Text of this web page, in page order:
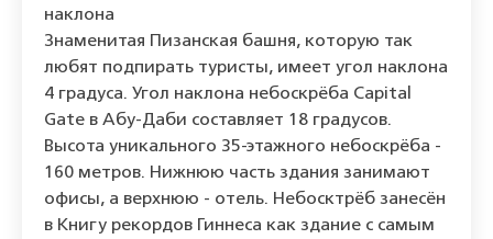
наклона
Знаменитая Пизанская башня, которую так
любят подпирать туристы, имеет угол наклона
4 градуса. Угол наклона небоскрёба Capital
Gate в Абу-Даби составляет 18 градусов.
Высота уникального 35-этажного небоскрёба -
160 метров. Нижнюю часть здания занимают
офисы, а верхнюю - отель. Небосктрёб занесён
в Книгу рекордов Гиннеса как здание с самым